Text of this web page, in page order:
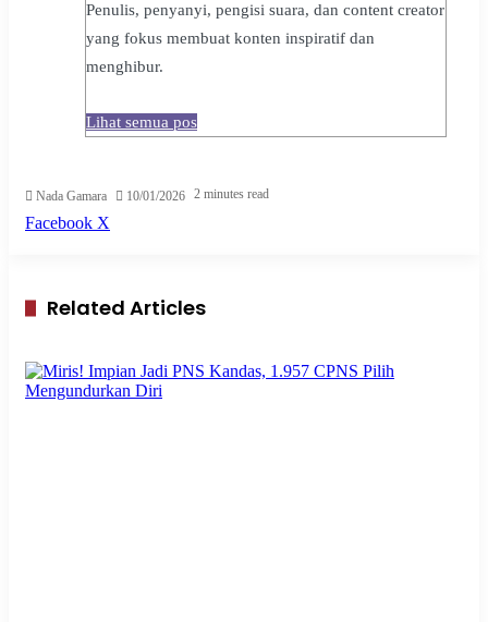
Penulis, penyanyi, pengisi suara, dan content creator
yang fokus membuat konten inspiratif dan
menghibur.
Lihat semua pos
Nada Gamara 10/01/2026 2 minutes read
Facebook X
Related Articles